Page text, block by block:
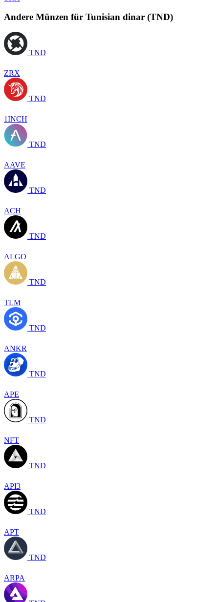
Andere Münzen für Tunisian dinar (TND)
TND
ZRX
TND
1INCH
TND
AAVE
TND
ACH
TND
ALGO
TND
TLM
TND
ANKR
TND
APE
TND
NFT
TND
API3
TND
APT
TND
ARPA